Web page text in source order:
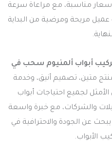
مناسبة، مع مراعاة سرعة
عميل مريحة ومرضية من البداية
أبواب ألمنيوم سحب في
متين، تصميم أنيق، وخدمة
لجميع احتياجات أبواب
والشركات، مع خبرة واسعة
عن الجودة والاحترافية في
الأبواب.